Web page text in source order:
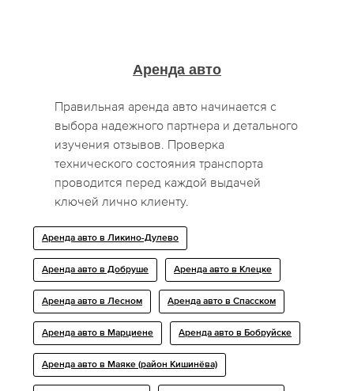
Аренда авто
Правильная аренда авто начинается с
выбора надежного партнера и детального
изучения отзывов. Проверка
технического состояния транспорта
проводится перед каждой выдачей
ключей лично клиенту.
Аренда авто в Ликино-Дулево
Аренда авто в Добруше Аренда авто в Клецке
Аренда авто в Лесном Аренда авто в Спасском
Аренда авто в Марциене Аренда авто в Бобруйске
Аренда авто в Маяке (район Кишинёва)